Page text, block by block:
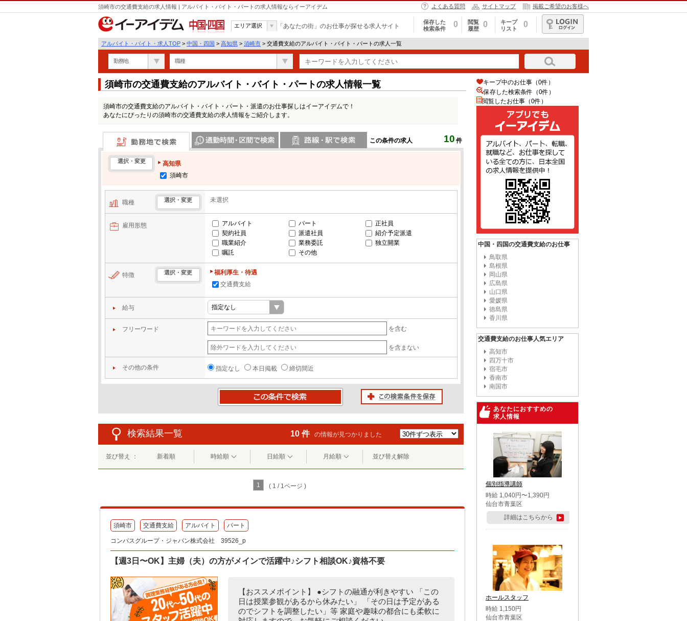
須崎市の交通費支給の求人情報 | アルバイト・バイト・パートの求人情報ならイーアイデム よくある質問 サイトマップ 掲載ご希望のお客様へ
中国・四国
エリア選択 「あなたの街」のお仕事が探せる求人サイト
保存した
検索条件
0
閲覧
履歴
0
キープ
リスト
0
ログイン
アルバイト・バイト・求人TOP > 中国・四国 > 高知県 > 須崎市 > 交通費支給のアルバイト・バイト・パートの求人一覧
勤務地 職種
須崎市の交通費支給のアルバイト・バイト・パートの求人情報一覧
須崎市の交通費支給のアルバイト・バイト・パート・派遣のお仕事探しはイーアイデムで！
あなたにぴったりの須崎市の交通費支給の求人情報をご紹介します。
この条件の求人 10 件
勤務地で検索
選択・変更
高知県
須崎市
職種 選択・変更 未選択
雇用形態 アルバイト パート
正社員
契約社員
派遣社員
紹介予定派遣
職業紹介
業務委託
独立開業
嘱託
その他
特徴 選択・変更
福利厚生・待遇
交通費支給
給与
フリーワード を含む
を含まない
その他の条件 指定なし 本日掲載 締切間近
検索結果一覧 10 件 の情報が見つかりました
並び替え ： 新着順 時給順 日給順 月給順 並び替え解除
1 ( 1 / 1ページ )
須崎市 交通費支給 アルバイト パート
コンパスグループ・ジャパン株式会社 39526_p
【週3日〜OK】主婦（夫）の方がメインで活躍中♪シフト相談OK♪資格不要
【おススメポイント】 ●シフトの融通が利きやすい 「この
日は授業参観があるから休みたい」 「その日は予定がある
のでシフトを調整したい」等 家庭や趣味の都合にも柔軟に
キープ中のお仕事（0件）
保存した検索条件（0件）
閲覧したお仕事（0件）
中国・四国の交通費支給のお仕事
鳥取県
島根県
岡山県
広島県
山口県
愛媛県
徳島県
香川県
交通費支給のお仕事人気エリア
高知市
四万十市
宿毛市
香南市
南国市
あなたにおすすめの
求人情報
個別指導講師
時給 1,040円〜1,390円
仙台市青葉区
詳細はこちらから
ホールスタッフ
時給 1,150円
仙台市青葉区